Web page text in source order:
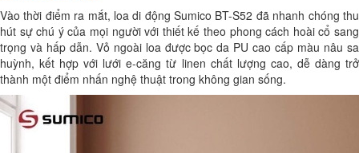
Vào thời điểm ra mắt, loa di động Sumico BT-S52 đã nhanh chóng thu
hút sự chú ý của mọi người với thiết kế theo phong cách hoài cổ sang
trọng và hấp dẫn. Vỏ ngoài loa được bọc da PU cao cấp màu nâu sa
huỳnh, kết hợp với lưới e-căng từ linen chất lượng cao, dễ dàng trở
thành một điểm nhấn nghệ thuật trong không gian sống.